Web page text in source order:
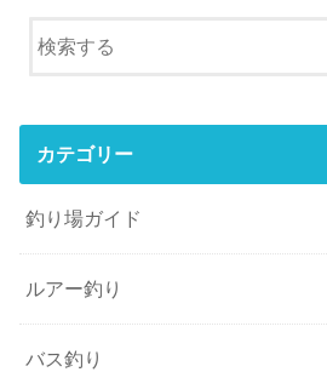
カテゴリー
釣り場ガイド
ルアー釣り
バス釣り